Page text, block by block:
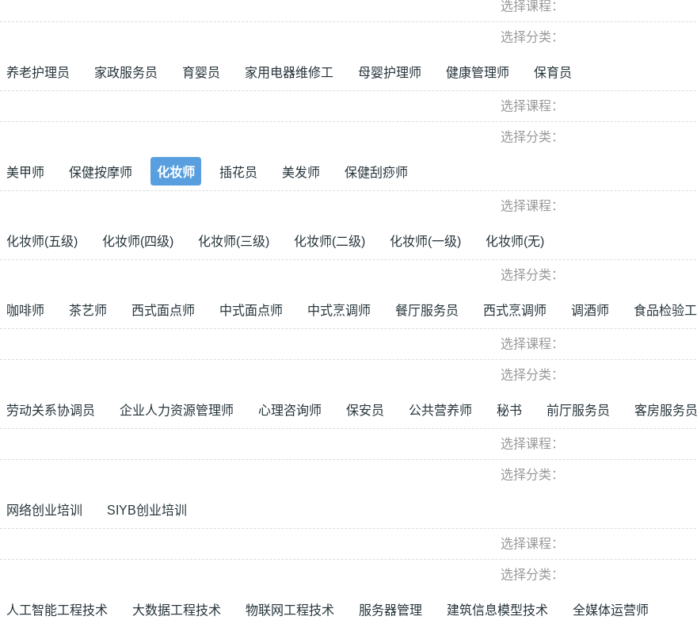
选择课程：
选择分类：
养老护理员 家政服务员 育婴员 家用电器维修工 母婴护理师 健康管理师 保育员
选择课程：
选择分类：
美甲师 保健按摩师 化妆师 插花员 美发师 保健刮痧师
选择课程：
化妆师(五级) 化妆师(四级) 化妆师(三级) 化妆师(二级) 化妆师(一级) 化妆师(无)
选择分类：
咖啡师 茶艺师 西式面点师 中式面点师 中式烹调师 餐厅服务员 西式烹调师 调酒师 食品检验工
选择课程：
选择分类：
劳动关系协调员 企业人力资源管理师 心理咨询师 保安员 公共营养师 秘书 前厅服务员 客房服务员
选择课程：
选择分类：
网络创业培训 SIYB创业培训
选择课程：
选择分类：
人工智能工程技术 大数据工程技术 物联网工程技术 服务器管理 建筑信息模型技术 全媒体运营师